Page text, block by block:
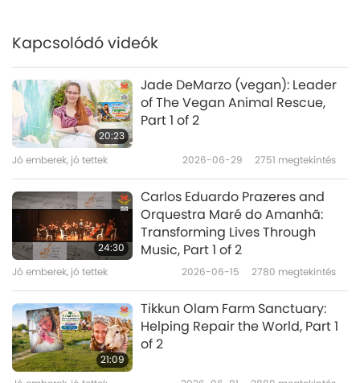
making kinder choices in life and things like
that.”
Kapcsolódó videók
20:23
Jade DeMarzo (vegan): Leader
of The Vegan Animal Rescue,
Part 1 of 2
Jó emberek, jó tettek 2026-06-29 2751 megtekintés
24:30
Carlos Eduardo Prazeres and
Orquestra Maré do Amanhã:
Transforming Lives Through
Music, Part 1 of 2
Jó emberek, jó tettek 2026-06-15 2780 megtekintés
21:09
Tikkun Olam Farm Sanctuary:
Helping Repair the World, Part 1
of 2